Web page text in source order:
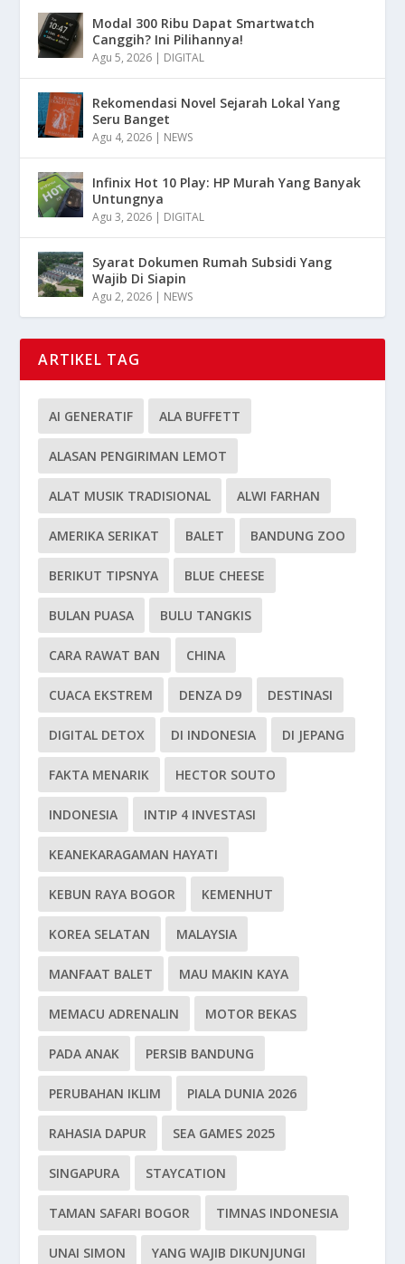
Modal 300 Ribu Dapat Smartwatch
Canggih? Ini Pilihannya!
Agu 5, 2026 | DIGITAL
Rekomendasi Novel Sejarah Lokal Yang
Seru Banget
Agu 4, 2026 | NEWS
Infinix Hot 10 Play: HP Murah Yang Banyak
Untungnya
Agu 3, 2026 | DIGITAL
Syarat Dokumen Rumah Subsidi Yang
Wajib Di Siapin
Agu 2, 2026 | NEWS
ARTIKEL TAG
AI GENERATIF ALA BUFFETT
ALASAN PENGIRIMAN LEMOT
ALAT MUSIK TRADISIONAL ALWI FARHAN
AMERIKA SERIKAT BALET BANDUNG ZOO
BERIKUT TIPSNYA BLUE CHEESE
BULAN PUASA BULU TANGKIS
CARA RAWAT BAN CHINA
CUACA EKSTREM DENZA D9 DESTINASI
DIGITAL DETOX DI INDONESIA DI JEPANG
FAKTA MENARIK HECTOR SOUTO
INDONESIA INTIP 4 INVESTASI
KEANEKARAGAMAN HAYATI
KEBUN RAYA BOGOR KEMENHUT
KOREA SELATAN MALAYSIA
MANFAAT BALET MAU MAKIN KAYA
MEMACU ADRENALIN MOTOR BEKAS
PADA ANAK PERSIB BANDUNG
PERUBAHAN IKLIM PIALA DUNIA 2026
RAHASIA DAPUR SEA GAMES 2025
SINGAPURA STAYCATION
TAMAN SAFARI BOGOR TIMNAS INDONESIA
UNAI SIMON YANG WAJIB DIKUNJUNGI